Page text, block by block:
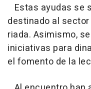
Estas ayudas se
destinado al
riada. Asimismo,
iniciativas para
el fomento de la